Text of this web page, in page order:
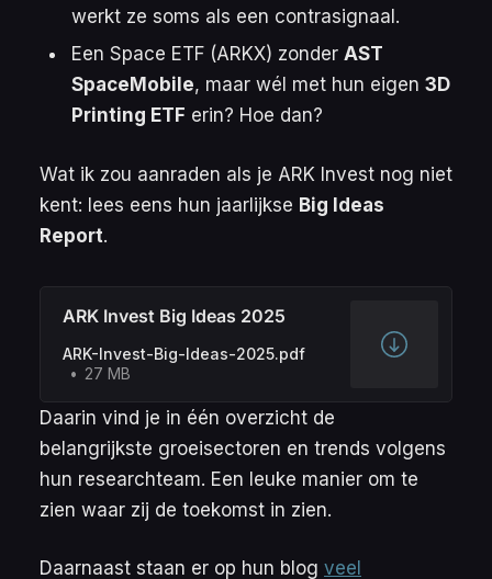
werkt ze soms als een contrasignaal.
Een Space ETF (ARKX) zonder AST
SpaceMobile, maar wél met hun eigen 3D
Printing ETF erin? Hoe dan?
Wat ik zou aanraden als je ARK Invest nog niet
kent: lees eens hun jaarlijkse Big Ideas
Report.
ARK Invest Big Ideas 2025
ARK-Invest-Big-Ideas-2025.pdf
27 MB
Daarin vind je in één overzicht de
belangrijkste groeisectoren en trends volgens
hun researchteam. Een leuke manier om te
zien waar zij de toekomst in zien.
Daarnaast staan er op hun blog veel